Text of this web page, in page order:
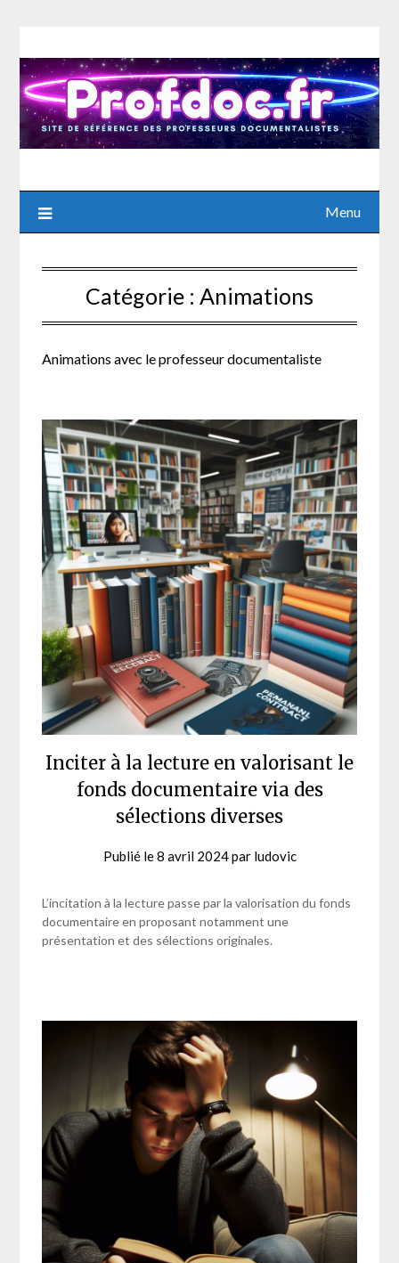
content
Menu
Catégorie : Animations
Animations avec le professeur documentaliste
Inciter à la lecture en valorisant le
fonds documentaire via des
sélections diverses
Publié le8 avril 2024par ludovic
L’incitation à la lecture passe par la valorisation du fonds
documentaire en proposant notamment une
présentation et des sélections originales.